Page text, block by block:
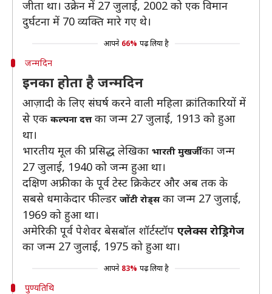
जीता था। उक्रेन में 27 जुलाई, 2002 को एक विमान
दुर्घटना में 70 व्यक्ति मारे गए थे।
आपने 66% पढ़ लिया है
जन्मदिन
इनका होता है जन्मदिन
आज़ादी के लिए संघर्ष करने वाली महिला क्रांतिकारियों में
से एक कल्पना दत्तका जन्म 27 जुलाई, 1913 को हुआ
था।
भारतीय मूल की प्रसिद्ध लेखिका भारती मुखर्जीका जन्म
27 जुलाई, 1940 को जन्म हुआ था।
दक्षिण अफ्रीका के पूर्व टेस्‍ट क्रिकेटर और अब तक के
सबसे धमाकेदार फील्‍डर जोंटी रोड्सका जन्म 27 जुलाई,
1969 को हुआ था।
अमेरिकी पूर्व पेशेवर बेसबॉल शॉर्टस्टॉप एलेक्स रोड्रिगेज
का जन्म 27 जुलाई, 1975 को हुआ था।
आपने 83% पढ़ लिया है
पुण्यतिथि